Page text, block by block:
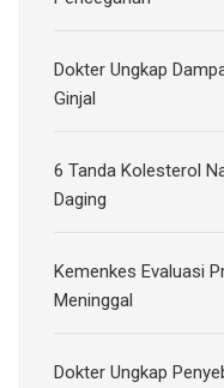
Dokter Ungkap
Ginjal
6 Tanda Kolesterol
Daging
Kemenkes Evaluasi
Meninggal
Dokter Ungkap